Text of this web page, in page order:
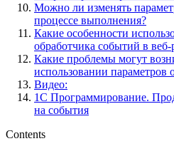
Можно ли изменять
процессе выполнения?
Какие особенности
обработчика событий в веб-
Какие проблемы могут
использовании параметров
Видео:
1С Программирование.
на события
Contents